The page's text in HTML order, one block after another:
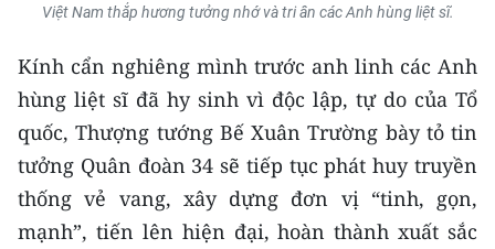
Việt Nam thắp hương tưởng nhớ và tri ân các Anh hùng liệt sĩ.
Kính cẩn nghiêng mình trước anh linh các Anh
hùng liệt sĩ đã hy sinh vì độc lập, tự do của Tổ
quốc, Thượng tướng Bế Xuân Trường bày tỏ tin
tưởng Quân đoàn 34 sẽ tiếp tục phát huy truyền
thống vẻ vang, xây dựng đơn vị “tinh, gọn,
mạnh”, tiến lên hiện đại, hoàn thành xuất sắc